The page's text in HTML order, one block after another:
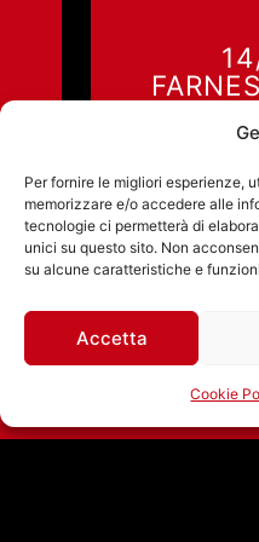
Per fornire le migliori esperienze,
memorizzare e/o accedere alle
tecnologie ci permetterà di
unici su questo sito. Non
su alcune caratteristiche e
Accetta
Cookie